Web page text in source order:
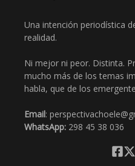
Una intención periodística
realidad.
Ni mejor ni peor. Distinta.
mucho más de los temas
habla, que de los
Email:
WhatsApp: 298 45 38 036